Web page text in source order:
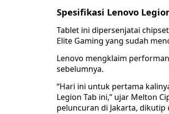
Spesifikasi Lenovo
Tablet ini dipersenjatai
Elite Gaming yang sudah
Lenovo mengklaim
sebelumnya.
“Hari ini untuk pertama
Legion Tab ini,” ujar Melton
peluncuran di Jakarta, dikutip